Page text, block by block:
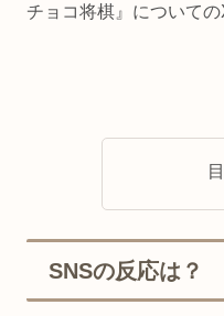
チョコ将棋』について
SNSの反応は？